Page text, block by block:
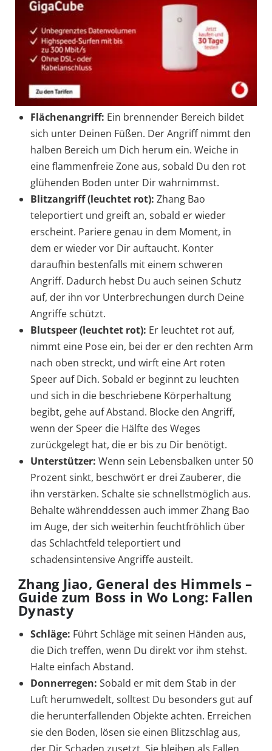
Flächenangriff: Ein brennender Bereich bildet
sich unter Deinen Füßen. Der Angriff nimmt den
halben Bereich um Dich herum ein. Weiche in
eine flammenfreie Zone aus, sobald Du den rot
glühenden Boden unter Dir wahrnimmst.
Blitzangriff (leuchtet rot): Zhang Bao
teleportiert und greift an, sobald er wieder
erscheint. Pariere genau in dem Moment, in
dem er wieder vor Dir auftaucht. Konter
daraufhin bestenfalls mit einem schweren
Angriff. Dadurch hebst Du auch seinen Schutz
auf, der ihn vor Unterbrechungen durch Deine
Angriffe schützt.
Blutspeer (leuchtet rot): Er leuchtet rot auf,
nimmt eine Pose ein, bei der er den rechten Arm
nach oben streckt, und wirft eine Art roten
Speer auf Dich. Sobald er beginnt zu leuchten
und sich in die beschriebene Körperhaltung
begibt, gehe auf Abstand. Blocke den Angriff,
wenn der Speer die Hälfte des Weges
zurückgelegt hat, die er bis zu Dir benötigt.
Unterstützer: Wenn sein Lebensbalken unter 50
Prozent sinkt, beschwört er drei Zauberer, die
ihn verstärken. Schalte sie schnellstmöglich aus.
Behalte währenddessen auch immer Zhang Bao
im Auge, der sich weiterhin feuchtfröhlich über
das Schlachtfeld teleportiert und
schadensintensive Angriffe austeilt.
Zhang Jiao, General des Himmels –
Guide zum Boss in Wo Long: Fallen
Dynasty
Schläge: Führt Schläge mit seinen Händen aus,
die Dich treffen, wenn Du direkt vor ihm stehst.
Halte einfach Abstand.
Donnerregen: Sobald er mit dem Stab in der
Luft herumwedelt, solltest Du besonders gut auf
die herunterfallenden Objekte achten. Erreichen
sie den Boden, lösen sie einen Blitzschlag aus,